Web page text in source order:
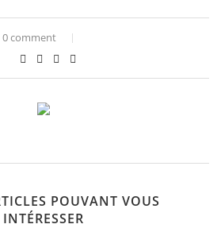
0 comment
POUVANT VOUS
INTÉRESSER